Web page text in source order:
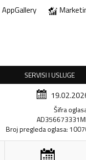
AppGallery
SERVISI I USLUGE
Šifra
Broj pregleda oglasa: